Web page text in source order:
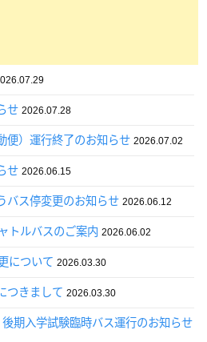
せ 2026.07.28
便）運行終了のお知らせ 2026.07.02
せ 2026.06.15
バス停変更のお知らせ 2026.06.12
トルバスのご案内 2026.06.02
について 2026.03.30
つきまして 2026.03.30
期入学試験臨時バス運行のお知らせ